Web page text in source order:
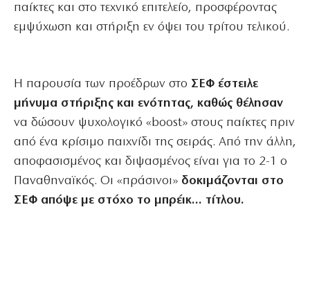
παίκτες και στο τεχνικό επιτελείο, προσφέροντας
εμψύχωση και στήριξη εν όψει του τρίτου τελικού.
Η παρουσία των προέδρων στο ΣΕΦ έστειλε
μήνυμα στήριξης και ενότητας, καθώς θέλησαν
να δώσουν ψυχολογικό «boost» στους παίκτες πριν
από ένα κρίσιμο παιχνίδι της σειράς. Από την άλλη,
αποφασισμένος και διψασμένος είναι για το 2-1 ο
Παναθηναϊκός. Οι «πράσινοι» δοκιμάζονται στο
ΣΕΦ απόψε με στόχο το μπρέικ… τίτλου.